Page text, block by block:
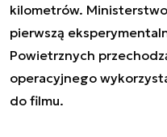
kilometrów.
pierwszą
Powietrznych
operacyjnego
do filmu.